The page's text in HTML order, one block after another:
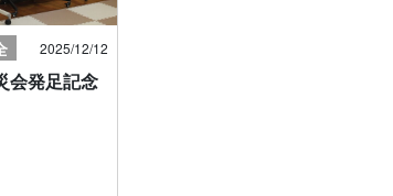
2025/12/12
会発足記念